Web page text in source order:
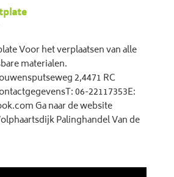
Voor het verplaatsen van alle
materialen.
2,4471 RC
06-22117353E:
Ga naar de website
Palinghandel Van de